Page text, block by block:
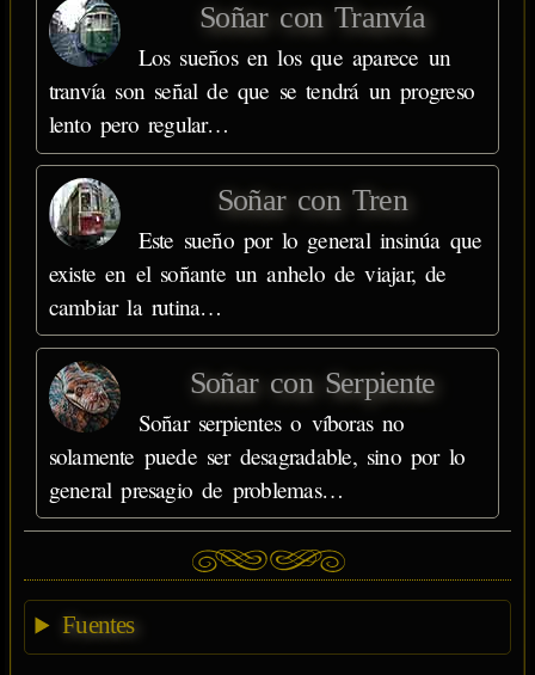
Soñar con Tranvía
Los sueños en los que aparece un
tranvía son señal de que se tendrá un progreso
lento pero regular…
Soñar con Tren
Este sueño por lo general insinúa que
existe en el soñante un anhelo de viajar, de
cambiar la rutina…
Soñar con Serpiente
Soñar serpientes o víboras no
solamente puede ser desagradable, sino por lo
general presagio de problemas…
Fuentes